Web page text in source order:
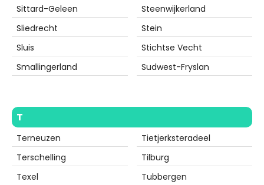
Sittard-Geleen
Sliedrecht
Sluis
Smallingerland
Steenwijkerland
Stein
Stichtse Vecht
Sudwest-Fryslan
T
Terneuzen
Terschelling
Texel
Tietjerksteradeel
Tilburg
Tubbergen